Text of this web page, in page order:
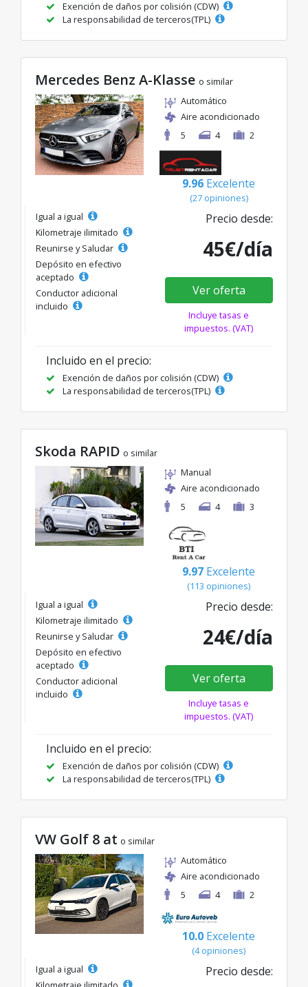
Exención de daños por colisión (CDW)
La responsabilidad de terceros(TPL)
Mercedes Benz A-Klasse o similar
Automático
Aire acondicionado
5
4 2
9.96 Excelente
(27 opiniones)
Igual a igual
Kilometraje ilimitado
Reunirse y Saludar
Depósito en efectivo
aceptado
Conductor adicional
incluido
Precio desde:
45€/día
Ver oferta
Incluye tasas e
impuestos. (VAT)
Incluido en el precio:
Exención de daños por colisión (CDW)
La responsabilidad de terceros(TPL)
Skoda RAPID o similar
Manual
Aire acondicionado
5
4 3
9.97 Excelente
(113 opiniones)
Igual a igual
Kilometraje ilimitado
Reunirse y Saludar
Depósito en efectivo
aceptado
Conductor adicional
incluido
Precio desde:
24€/día
Ver oferta
Incluye tasas e
impuestos. (VAT)
Incluido en el precio:
Exención de daños por colisión (CDW)
La responsabilidad de terceros(TPL)
VW Golf 8 at o similar
Automático
Aire acondicionado
5
4 2
10.0 Excelente
(4 opiniones)
Igual a igual
Precio desde: